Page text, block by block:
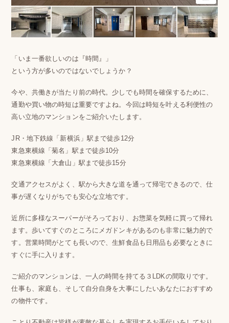
「いま一番欲しいのは『時間』」
という方が多いのではないでしょうか？
今や、共働きが当たり前の時代。少しでも時間を確保するために、
通勤や買い物の時短は重要ですよね。今回は時短を叶える利便性の
高い立地のマンションをご紹介いたします。
JR・地下鉄線「新横浜」駅まで徒歩12分
東急東横線「菊名」駅まで徒歩10分
東急東横線「大倉山」駅まで徒歩15分
交通アクセスがよく、駅から大きな道を通って帰宅できるので、仕
事が遅くなりがちでも安心な立地です。
近所に多様なスーパーがそろっており、お惣菜を気軽に買って帰れ
ます。歩いてすぐのところにメガドンキがあるのも非常に魅力的で
す。営業時間がとても長いので、生鮮食品も日用品も必要なときに
すぐに手に入ります。
ご紹介のマンションは、一人の時間を持てる３LDKの間取りです。
仕事も、家庭も、そして自分自身を大事にしたいあなたにおすすめ
の物件です。